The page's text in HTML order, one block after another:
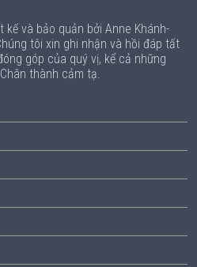
và bảo quản bởi Anne Khánh-
tôi xin ghi nhận và hồi đáp tất
góp của quý vị, kể cả những
thành cảm tạ.